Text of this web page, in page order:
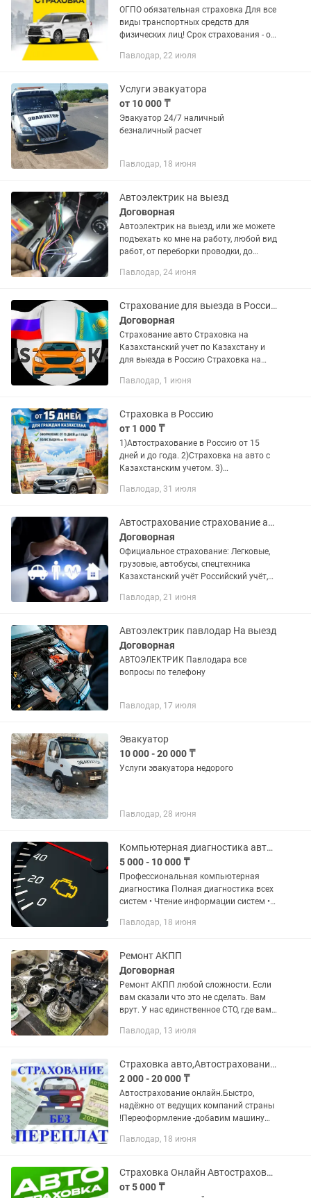
ОГПО обязательная страховка Для все
виды транспортных средств для
физических лиц! Срок страхования - от
изменить техпаспорт, добавить
Павлодар, 22 июля
Услуги эвакуатора
от 10 000 ₸
Эвакуатор 24/7 наличный
безналичный расчет
Павлодар, 18 июня
Автоэлектрик на выезд
Договорная
Автоэлектрик на выезд, или же можете
подъехать ко мне на работу, любой вид
работ, от переборки проводки, до
Павлодар, 24 июня
Страхование для выезда в Россию и по Казахстану 24/7
Договорная
Страхование авто Страховка на
Казахстанский учет по Казахстану и
для выезда в Россию Страховка на
Страховка на Иностранные авто для
Павлодар, 1 июня
Страховка в Россию
от 1 000 ₸
1)Автострахование в Россию от 15
дней и до года. 2)Страховка на авто с
Казахстанским учетом. 3)
Страховка за 10 минут в любое
можно...
Павлодар, 31 июля
Автострахование страхование авто Выезд в Россию страховка онлайн
Договорная
Официальное страхование: Легковые,
грузовые, автобусы, спецтехника
Казахстанский учёт Российский учёт,
ТОО, страхование работников
Павлодар, 21 июня
Автоэлектрик павлодар На выезд
Договорная
АВТОЭЛЕКТРИК Павлодара все
вопросы по телефону
Павлодар, 17 июля
Эвакуатор
10 000 - 20 000 ₸
Услуги эвакуатора недорого
Павлодар, 28 июня
Компьютерная диагностика автосканером
5 000 - 10 000 ₸
Профессиональная компьютерная
диагностика Полная диагностика всех
систем • Чтение информации систем •
кодов ошибок [DTC] • Просмотр
Павлодар, 18 июня
Ремонт АКПП
Договорная
Ремонт АКПП любой сложности. Если
вам сказали что это не сделать. Вам
врут. У нас единственное СТО, где вам
машину с гарантией что у вас ничего
Павлодар, 13 июля
Страховка авто,Автострахование на любой учет,Транзиты,Выезд в Россию.Вв
2 000 - 20 000 ₸
Автострахование онлайн.Быстро,
надёжно от ведущих компаний страны
!Переоформление -добавим машину
ОСАГО, Росгосстрах ,Евразия, Жусан
Павлодар, 18 июня
Страховка Онлайн Автострахование
от 5 000 ₸